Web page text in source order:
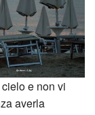
e non vi
averla